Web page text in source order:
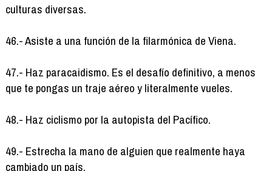
culturas diversas.
46.- Asiste a una función de la filarmónica de Viena.
47.- Haz paracaidismo. Es el desafío definitivo, a menos
que te pongas un traje aéreo y literalmente vueles.
48.- Haz ciclismo por la autopista del Pacífico.
49.- Estrecha la mano de alguien que realmente haya
cambiado un país.